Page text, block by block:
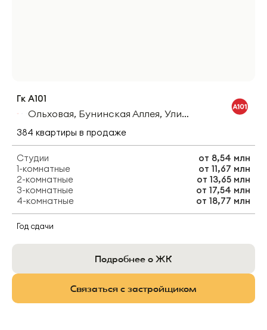
Гк А101
Ольховая, Бунинская Аллея, Улица Горчакова
384 квартиры в продаже
Студии от 8,54 млн
1-комнатные
от 11,67 млн
2-комнатные
от 13,65 млн
3-комнатные
от 17,54 млн
4-комнатные
от 18,77 млн
Год сдачи
Подробнее о ЖК
Связаться с застройщиком